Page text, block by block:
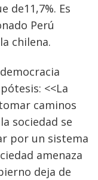
de11,7%. Es
Perú
chilena.
<<La
caminos
sociedad se
por un sistema
amenaza
deja de